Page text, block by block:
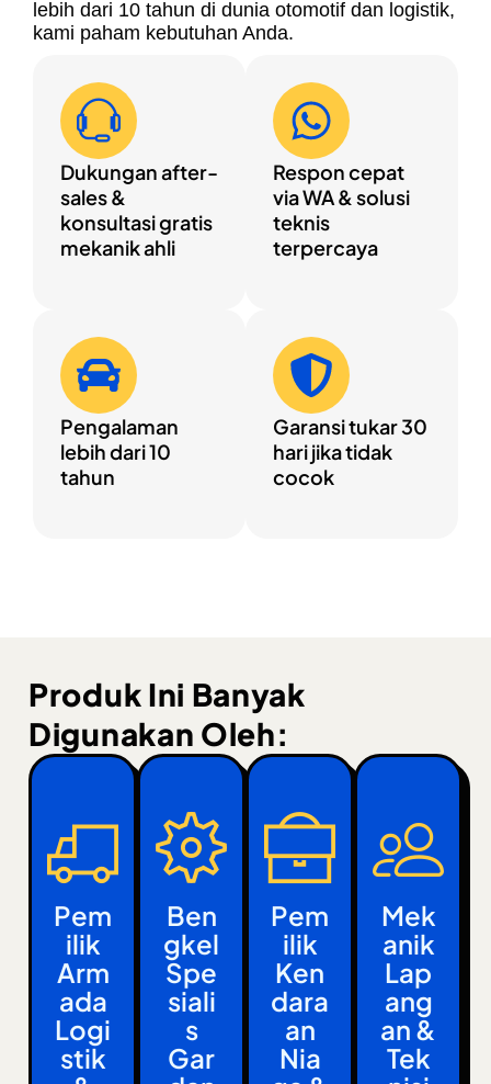
lebih dari 10 tahun di dunia otomotif dan logistik,
kami paham kebutuhan Anda.
Dukungan after-
sales &
konsultasi gratis
mekanik ahli
Respon cepat
via WA & solusi
teknis
terpercaya
Pengalaman
lebih dari 10
tahun
Garansi tukar 30
hari jika tidak
cocok
Produk Ini Banyak
Digunakan Oleh:
Pem
Ilik
Arm
Ada
Logi
Stik
Ben
Gkel
Spe
Siali
S
Gar
Pem
Ilik
Ken
Dara
An
Nia
Mek
Anik
Lap
Ang
An &
Tek